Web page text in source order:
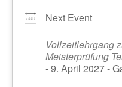
Next Event
Vollzeitlehrgang
Meisterprüfung
- 9. April 2027 -